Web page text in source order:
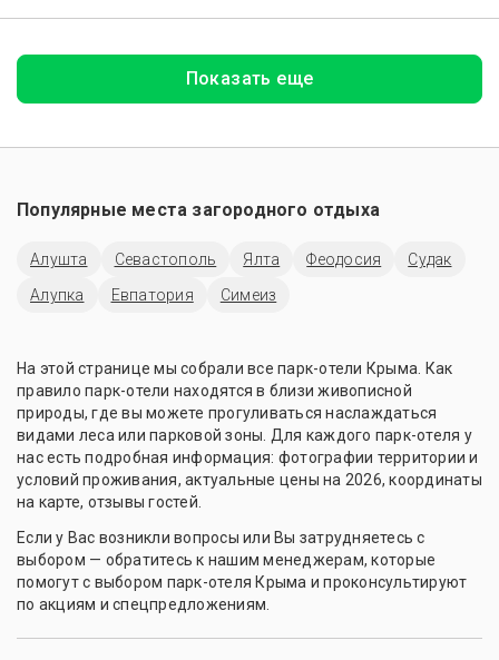
Показать еще
Популярные места загородного отдыха
Алушта Севастополь Ялта Феодосия
Судак
Алупка
Евпатория Симеиз
На этой странице мы собрали все парк-отели Крыма. Как
правило парк-отели находятся в близи живописной
природы, где вы можете прогуливаться наслаждаться
видами леса или парковой зоны. Для каждого парк-отеля у
нас есть подробная информация: фотографии территории и
условий проживания, актуальные цены на 2026, координаты
на карте, отзывы гостей.
Если у Вас возникли вопросы или Вы затрудняетесь с
выбором — обратитесь к нашим менеджерам, которые
помогут с выбором парк-отеля Крыма и проконсультируют
по акциям и спецпредложениям.